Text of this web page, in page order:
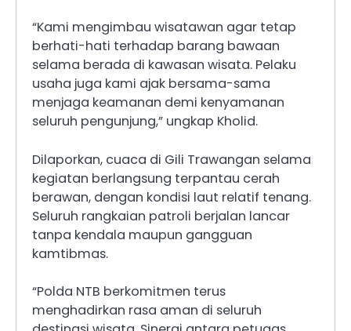
“Kami mengimbau wisatawan agar tetap
berhati-hati terhadap barang bawaan
selama berada di kawasan wisata. Pelaku
usaha juga kami ajak bersama-sama
menjaga keamanan demi kenyamanan
seluruh pengunjung,” ungkap Kholid.
Dilaporkan, cuaca di Gili Trawangan selama
kegiatan berlangsung terpantau cerah
berawan, dengan kondisi laut relatif tenang.
Seluruh rangkaian patroli berjalan lancar
tanpa kendala maupun gangguan
kamtibmas.
“Polda NTB berkomitmen terus
menghadirkan rasa aman di seluruh